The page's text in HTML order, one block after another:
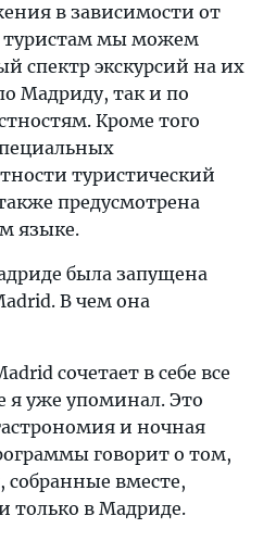
в зависимости от
туристам мы можем
спектр экскурсий на их
Мадриду, так и по
Кроме того
туристический
предусмотрена
языке.
была запущена
В чем она
сочетает в себе все
я уже упоминал. Это
и ночная
говорит о том,
собранные вместе,
только в Мадриде.